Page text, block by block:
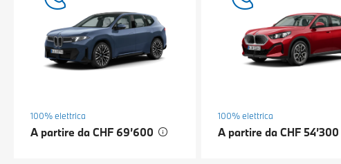
100% elettrica
A partire da CHF 69’600
100% elettrica
A partire da CHF 54’300